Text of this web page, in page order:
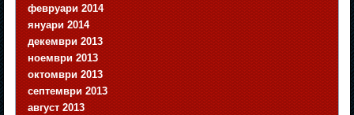
февруари 2014
януари 2014
декември 2013
ноември 2013
октомври 2013
септември 2013
август 2013